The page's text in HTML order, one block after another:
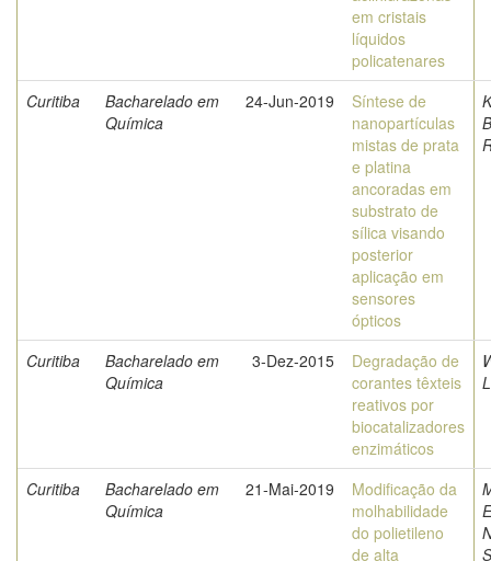
em cristais
líquidos
policatenares
Curitiba
Bacharelado em
Química
24-Jun-2019
Síntese de
nanopartículas
mistas de prata
e platina
ancoradas em
substrato de
sílica visando
posterior
aplicação em
sensores
ópticos
Curitiba
Bacharelado em
Química
3-Dez-2015
Degradação de
corantes têxteis
reativos por
biocatalizadores
enzimáticos
Curitiba
Bacharelado em
Química
21-Mai-2019
Modificação da
molhabilidade
do polietileno
de alta